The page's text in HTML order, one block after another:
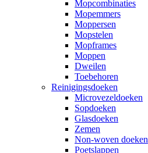
Mopcombinaties
Mopemmers
Moppersen
Mopstelen
Mopframes
Moppen
Dweilen
Toebehoren
Reinigingsdoeken
Microvezeldoeken
Sopdoeken
Glasdoeken
Zemen
Non-woven doeken
Poetslappen